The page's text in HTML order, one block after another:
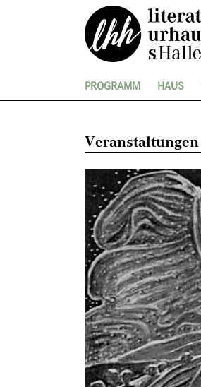
PROGRAMM HAUS
Veranstaltungen